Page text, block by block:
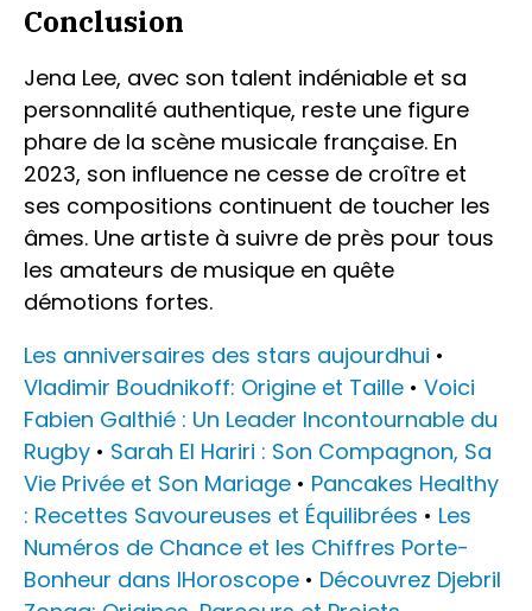
Conclusion
Jena Lee, avec son talent indéniable et sa
personnalité authentique, reste une figure
phare de la scène musicale française. En
2023, son influence ne cesse de croître et
ses compositions continuent de toucher les
âmes. Une artiste à suivre de près pour tous
les amateurs de musique en quête
démotions fortes.
Les anniversaires des stars aujourdhui •
Vladimir Boudnikoff: Origine et Taille • Voici
Fabien Galthié : Un Leader Incontournable du
Rugby • Sarah El Hariri : Son Compagnon, Sa
Vie Privée et Son Mariage • Pancakes Healthy
: Recettes Savoureuses et Équilibrées • Les
Numéros de Chance et les Chiffres Porte-
Bonheur dans lHoroscope • Découvrez Djebril